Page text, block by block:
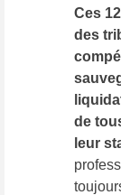
Ces
des
de
leur